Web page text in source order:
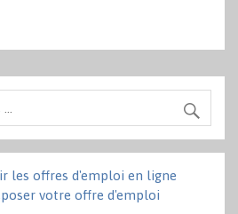
les offres d'emploi en ligne
votre offre d'emploi